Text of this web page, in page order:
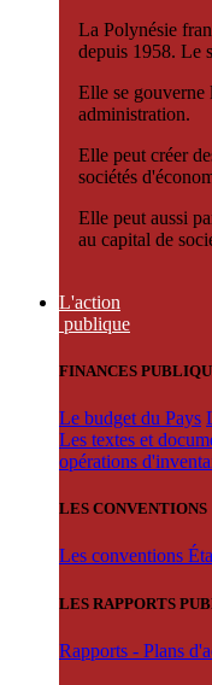
La Polynésie
depuis 1958. Le
Elle se gouverne
administration.
Elle peut créer
sociétés
Elle peut aussi
au capital de
L'action
publique
FINANCES
Le budget du Pays
Les textes et
opérations
LES CONVENTIONS
Les conventions
LES RAPPORTS
Rapports - Plans